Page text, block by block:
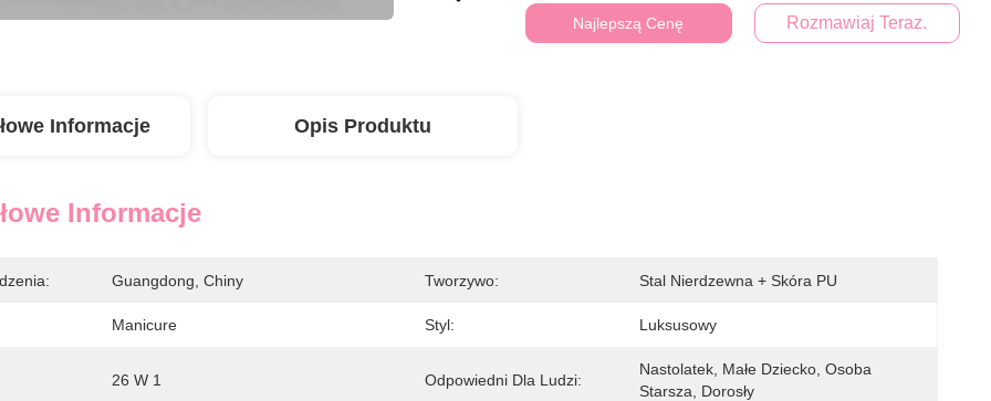
Najlepszą Cenę Rozmawiaj Teraz.
Informacje Opis Produktu
Informacje
Guangdong, Chiny Tworzywo: Stal Nierdzewna + Skóra PU
Manicure Styl: Luksusowy
26 W 1 Odpowiedni Dla Ludzi:
Nastolatek, Małe Dziecko, Osoba
Starsza, Dorosły